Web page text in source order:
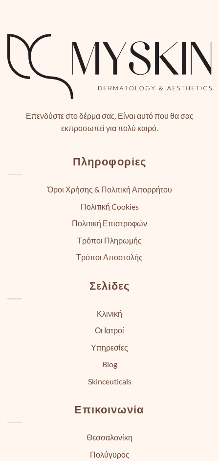
Επενδύστε στο δέρμα σας. Είναι αυτό που θα σας
εκπροσωπεί για πολύ καιρό.
Πληροφορίες
Όροι Χρήσης & Πολιτική Απορρήτου
Πολιτική Cookies
Πολιτική Επιστροφών
Τρόποι Πληρωμής
Τρόποι Αποστολής
Σελίδες
Κλινική
Οι Ιατροί
Υπηρεσίες
Blog
Skinceuticals
Επικοινωνία
Θεσσαλονίκη
Πολύγυρος